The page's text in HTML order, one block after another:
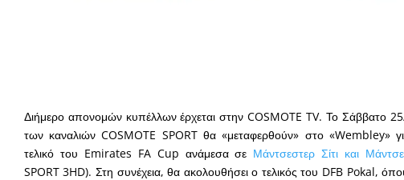
Διήμερο απονομών κυπέλλων έρχεται στην COSMOTE TV. Το Σάββατο
των καναλιών COSMOTE SPORT θα «μεταφερθούν» στο «Wembley»
τελικό του Emirates FA Cup ανάμεσα σε Μάντσεστερ Σίτι και
SPORT 3HD). Στη συνέχεια, θα ακολουθήσει ο τελικός του DFB Pokal,